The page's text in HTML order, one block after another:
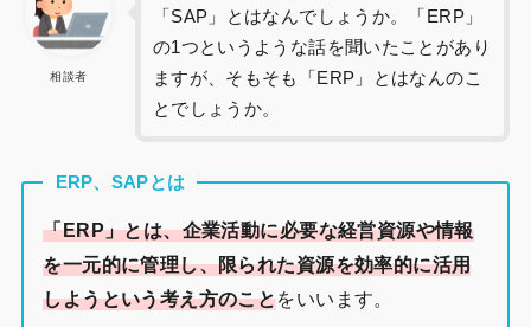
相談者
「SAP」とはなんでしょうか。「ERP」
の1つというような話を聞いたことがあり
ますが、そもそも「ERP」とはなんのこ
とでしょうか。
ERP、SAPとは
「ERP」とは、企業活動に必要な経営資源や情報
を一元的に管理し、限られた資源を効率的に活用
しようという考え方のことをいいます。